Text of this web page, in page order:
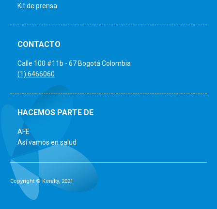
Kit de prensa
CONTACTO
Calle 100 #11b - 67 Bogotá Colombia
(1) 6466060
HACEMOS PARTE DE
AFE
Así vamos en salud
Copyright © Keralty, 2021